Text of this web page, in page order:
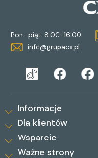
Pon.-piąt. 8:00-16:00
info@grupacx.pl
Informacje
Dla klientów
Wsparcie
Ważne strony